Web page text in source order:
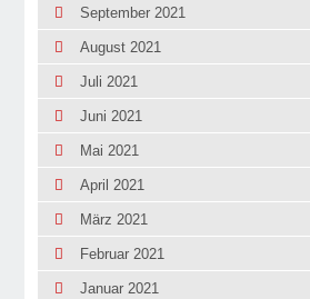
September 2021
August 2021
Juli 2021
Juni 2021
Mai 2021
April 2021
März 2021
Februar 2021
Januar 2021